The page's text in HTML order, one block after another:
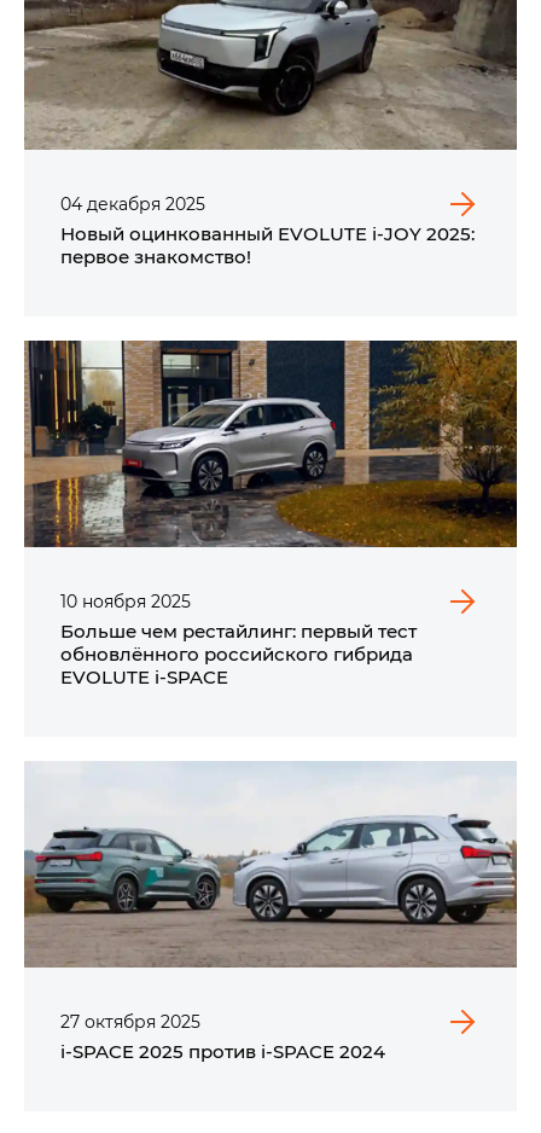
04 декабря 2025
Новый оцинкованный EVOLUTE i‑JOY 2025:
первое знакомство!
10 ноября 2025
Больше чем рестайлинг: первый тест
обновлённого российского гибрида
EVOLUTE i‑SPACE
27 октября 2025
i‑SPACE 2025 против i‑SPACE 2024